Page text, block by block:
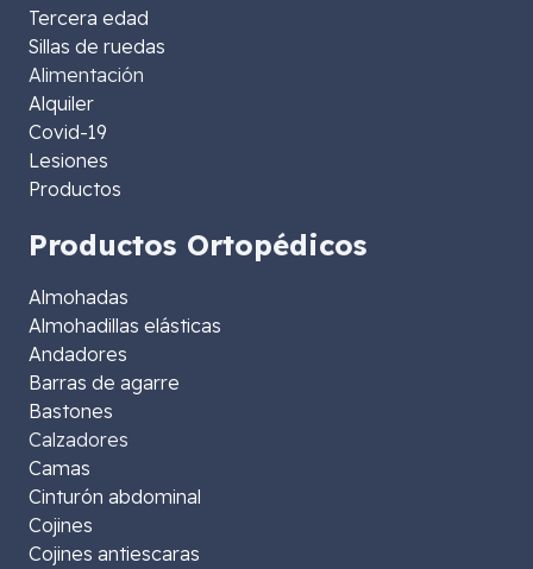
Tercera edad
Sillas de ruedas
Alimentación
Alquiler
Covid-19
Lesiones
Productos
Productos Ortopédicos
Almohadas
Almohadillas elásticas
Andadores
Barras de agarre
Bastones
Calzadores
Camas
Cinturón abdominal
Cojines
Cojines antiescaras